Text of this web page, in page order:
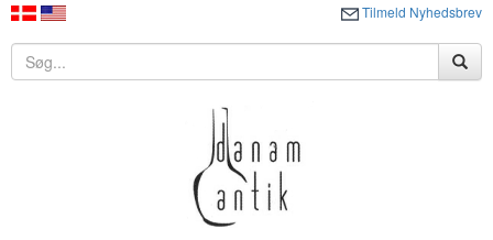
Tilmeld Nyhedsbrev